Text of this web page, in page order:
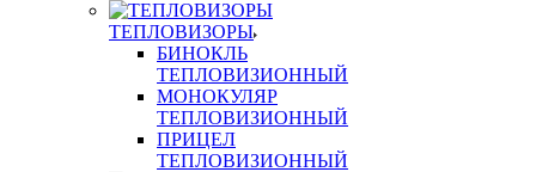
ТЕПЛОВИЗОРЫ
БИНОКЛЬ
ТЕПЛОВИЗИОННЫЙ
МОНОКУЛЯР
ТЕПЛОВИЗИОННЫЙ
ПРИЦЕЛ
ТЕПЛОВИЗИОННЫЙ